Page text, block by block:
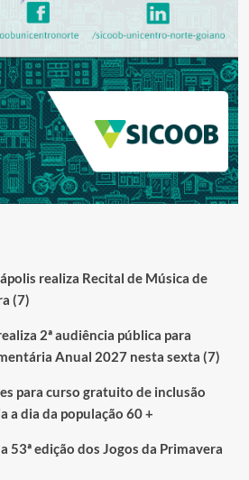
realiza Recital de Música de
(7)
2ª audiência pública para
Anual 2027 nesta sexta (7)
para curso gratuito de inclusão
a dia da população 60 +
53ª edição dos Jogos da Primavera